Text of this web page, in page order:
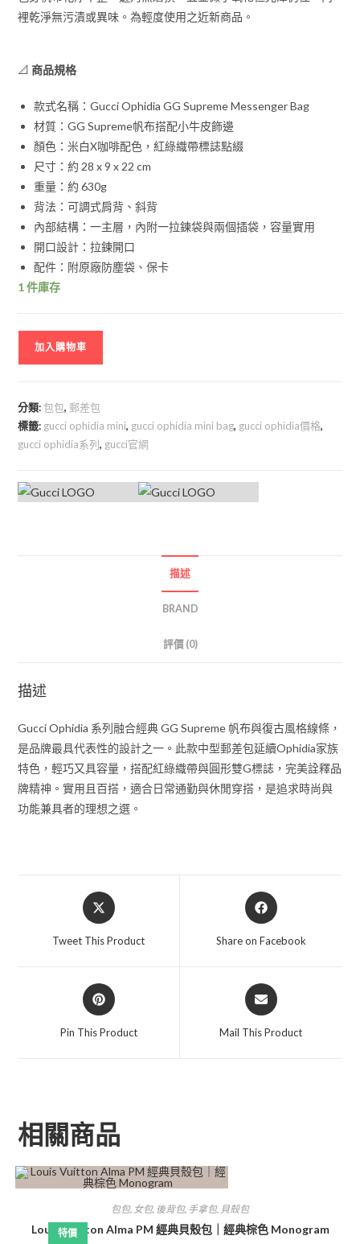
裡乾淨無污漬或異味。為輕度使用之近新商品。
📐商品規格
款式名稱：Gucci Ophidia GG Supreme Messenger Bag
材質：GG Supreme帆布搭配小牛皮飾邊
顏色：米白X咖啡配色，紅綠織帶標誌點綴
尺寸：約 28 x 9 x 22 cm
重量：約 630g
背法：可調式肩背、斜背
內部結構：一主層，內附一拉鍊袋與兩個插袋，容量實用
開口設計：拉鍊開口
配件：附原廠防塵袋、保卡
1 件庫存
加入購物車
分類:包包, 郵差包
標籤: gucci ophidia mini, gucci ophidia mini bag, gucci ophidia價格,
gucci ophidia系列, gucci官網
描述
BRAND
評價 (0)
描述
Gucci Ophidia 系列融合經典 GG Supreme 帆布與復古風格線條，
是品牌最具代表性的設計之一。此款中型郵差包延續Ophidia家族
特色，輕巧又具容量，搭配紅綠織帶與圓形雙G標誌，完美詮釋品
牌精神。實用且百搭，適合日常通勤與休閒穿搭，是追求時尚與
功能兼具者的理想之選。
Tweet This Product Share on Facebook
Pin This Product Mail This Product
相關商品
特價
包包, 女包, 後背包, 手拿包, 貝殼包
Louis Vuitton Alma PM 經典貝殼包｜經典棕色 Monogram